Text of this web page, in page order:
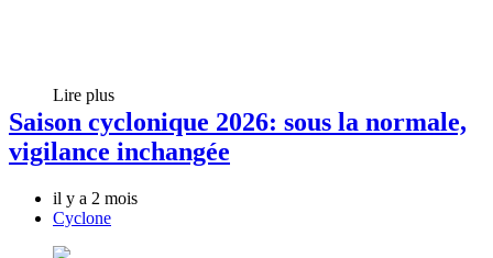
Lire plus
Saison cyclonique 2026: sous la normale,
vigilance inchangée
il y a 2 mois
Cyclone